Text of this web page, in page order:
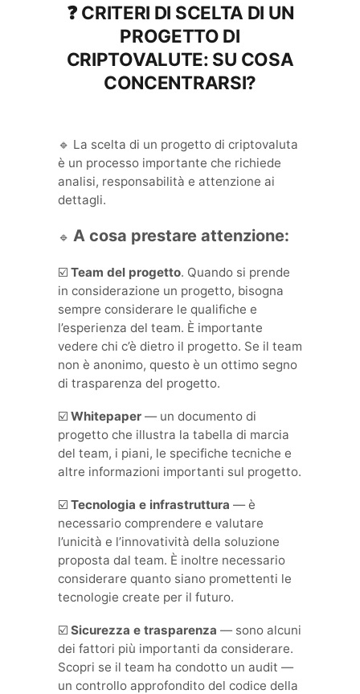
❓ CRITERI DI SCELTA DI UN
PROGETTO DI
CRIPTOVALUTE: SU COSA
CONCENTRARSI?
🔹 La scelta di un progetto di criptovaluta
è un processo importante che richiede
analisi, responsabilità e attenzione ai
dettagli.
🔹 A cosa prestare attenzione:
☑️ Team del progetto. Quando si prende
in considerazione un progetto, bisogna
sempre considerare le qualifiche e
l’esperienza del team. È importante
vedere chi c’è dietro il progetto. Se il team
non è anonimo, questo è un ottimo segno
di trasparenza del progetto.
☑️ Whitepaper — un documento di
progetto che illustra la tabella di marcia
del team, i piani, le specifiche tecniche e
altre informazioni importanti sul progetto.
☑️ Tecnologia e infrastruttura — è
necessario comprendere e valutare
l’unicità e l’innovatività della soluzione
proposta dal team. È inoltre necessario
considerare quanto siano promettenti le
tecnologie create per il futuro.
☑️ Sicurezza e trasparenza — sono alcuni
dei fattori più importanti da considerare.
Scopri se il team ha condotto un audit —
un controllo approfondito del codice della